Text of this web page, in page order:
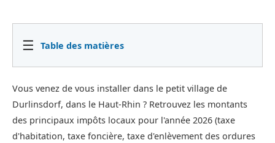
☰ Table des matières
Vous venez de vous installer dans le petit village de
Durlinsdorf, dans le Haut-Rhin ? Retrouvez les montants
des principaux impôts locaux pour l'année 2026 (taxe
d'habitation, taxe foncière, taxe d'enlèvement des ordures